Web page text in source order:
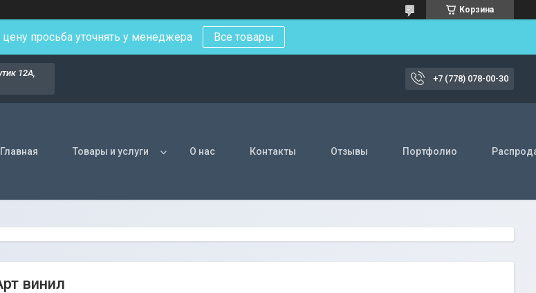
Корзина
цену просьба уточнять у менеджера Все товары
12А,
+7 (778) 078-00-30
Главная Товары и услуги О нас Контакты Отзывы Портфолио
винил